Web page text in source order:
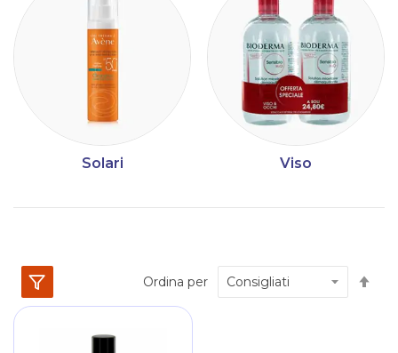
Solari Viso
Ordina per